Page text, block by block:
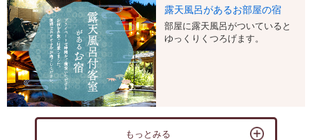
露天風呂があるお部屋の宿
部屋に露天風呂がついていると
ゆっくりくつろげます。
もっとみる